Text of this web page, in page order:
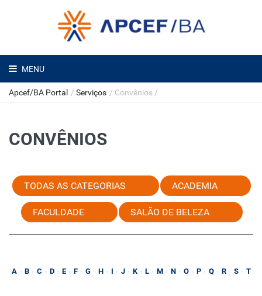
MENU
Apcef/BA Portal / Serviços / Convênios /
CONVÊNIOS
TODAS AS CATEGORIAS ACADEMIA
FACULDADE SALÃO DE BELEZA
A B C D E F G H I J K L M N O P Q R S T